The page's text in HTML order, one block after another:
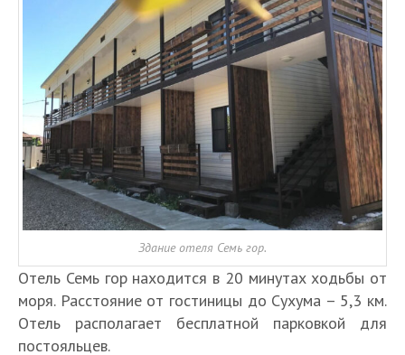
Здание отеля Семь гор.
Отель Семь гор находится в 20 минутах ходьбы от
моря. Расстояние от гостиницы до Сухума – 5,3 км.
Отель располагает бесплатной парковкой для
постояльцев.